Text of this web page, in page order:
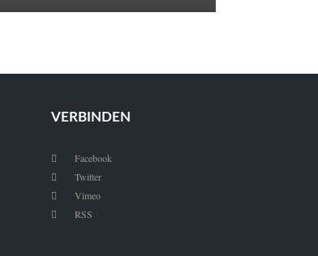
VERBINDEN
 Facebook
 Twitter
 Vimeo
 RSS